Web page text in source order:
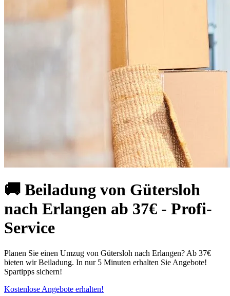
🚚 Beiladung von Gütersloh
nach Erlangen ab 37€ - Profi-
Service
Planen Sie einen Umzug von Gütersloh nach Erlangen? Ab 37€
bieten wir Beiladung. In nur 5 Minuten erhalten Sie Angebote!
Spartipps sichern!
Kostenlose Angebote erhalten!